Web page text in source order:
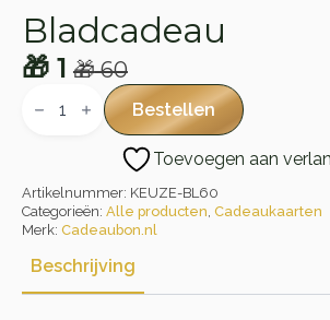
Bladcadeau
🎁60
Oorspronkelijke
prijs
🎁 60.
🎁 1
Huidige
prijs
🎁 1.
Bladcadeau
aantal
Bestellen
Toevoegen aan
Artikelnummer: KEUZE-BL60
Categorieën: Alle producten, Cadeaukaarten
Merk: Cadeaubon.nl
Beschrijving